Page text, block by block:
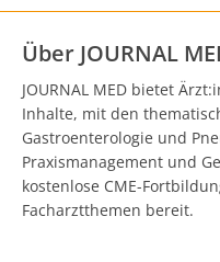
Über JOURNAL
JOURNAL MED bietet
Inhalte, mit den
Gastroenterologie und
Praxismanagement und
kostenlose CME-
Facharztthemen bereit.